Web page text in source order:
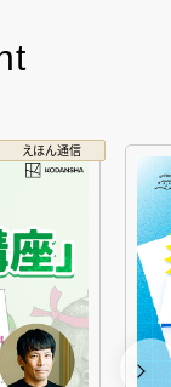
えほん通信